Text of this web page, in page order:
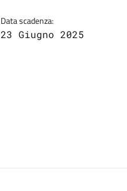
Data scadenza:
23 Giugno 2025